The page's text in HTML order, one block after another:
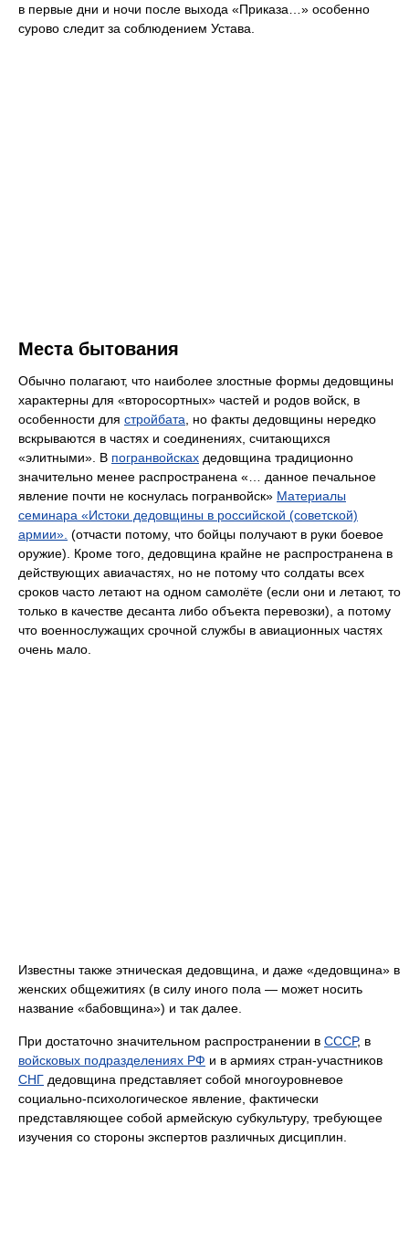
в первые дни и ночи после выхода «Приказа…» особенно
сурово следит за соблюдением Устава.
Места бытования
Обычно полагают, что наиболее злостные формы дедовщины
характерны для «второсортных» частей и родов войск, в
особенности для стройбата , но факты дедовщины нередко
вскрываются в частях и соединениях, считающихся
«элитными». В погранвойсках дедовщина традиционно
значительно менее распространена «… данное печальное
явление почти не коснулась погранвойск» Материалы
семинара «Истоки дедовщины в российской (советской)
армии». (отчасти потому, что бойцы получают в руки боевое
оружие). Кроме того, дедовщина крайне не распространена в
действующих авиачастях, но не потому что солдаты всех
сроков часто летают на одном самолёте (если они и летают, то
только в качестве десанта либо объекта перевозки), а потому
что военнослужащих срочной службы в авиационных частях
очень мало.
Известны также этническая дедовщина, и даже «дедовщина» в
женских общежитиях (в силу иного пола — может носить
название «бабовщина») и так далее.
При достаточно значительном распространении в СССР, в
войсковых подразделениях РФ и в армиях стран-участников
СНГ дедовщина представляет собой многоуровневое
социально-психологическое явление, фактически
представляющее собой армейскую субкультуру, требующее
изучения со стороны экспертов различных дисциплин.